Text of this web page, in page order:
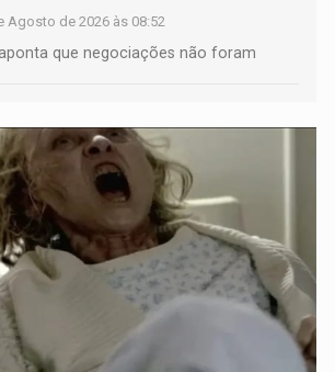
Agosto de 2026 às 08:52
que negociações não foram